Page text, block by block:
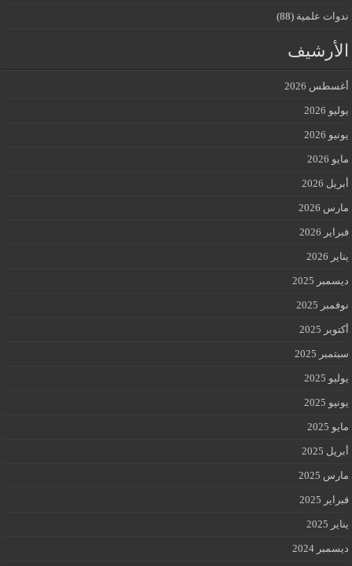
ندوات علمية (88)
الأرشيف
أغسطس 2026
يوليو 2026
يونيو 2026
مايو 2026
أبريل 2026
مارس 2026
فبراير 2026
يناير 2026
ديسمبر 2025
نوفمبر 2025
أكتوبر 2025
سبتمبر 2025
يوليو 2025
يونيو 2025
مايو 2025
أبريل 2025
مارس 2025
فبراير 2025
يناير 2025
ديسمبر 2024